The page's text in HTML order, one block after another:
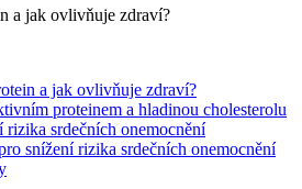
a jak ovlivňuje zdraví?
proteinem a hladinou cholesterolu
rizika srdečních onemocnění
snížení rizika srdečních onemocnění